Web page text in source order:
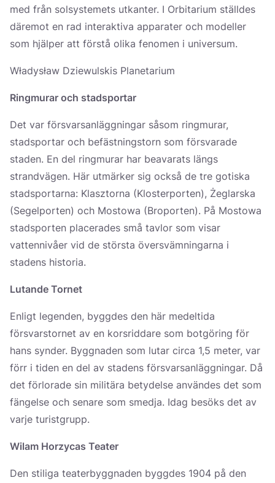
med från solsystemets utkanter. I Orbitarium ställdes
däremot en rad interaktiva apparater och modeller
som hjälper att förstå olika fenomen i universum.
Władysław Dziewulskis Planetarium
Ringmurar och stadsportar
Det var försvarsanläggningar såsom ringmurar,
stadsportar och befästningstorn som försvarade
staden. En del ringmurar har beavarats längs
strandvägen. Här utmärker sig också de tre gotiska
stadsportarna: Klasztorna (Klosterporten), Żeglarska
(Segelporten) och Mostowa (Broporten). På Mostowa
stadsporten placerades små tavlor som visar
vattennivåer vid de största översvämningarna i
stadens historia.
Lutande Tornet
Enligt legenden, byggdes den här medeltida
försvarstornet av en korsriddare som botgöring för
hans synder. Byggnaden som lutar circa 1,5 meter, var
förr i tiden en del av stadens försvarsanläggningar. Då
det förlorade sin militära betydelse användes det som
fängelse och senare som smedja. Idag besöks det av
varje turistgrupp.
Wilam Horzycas Teater
Den stiliga teaterbyggnaden byggdes 1904 på den